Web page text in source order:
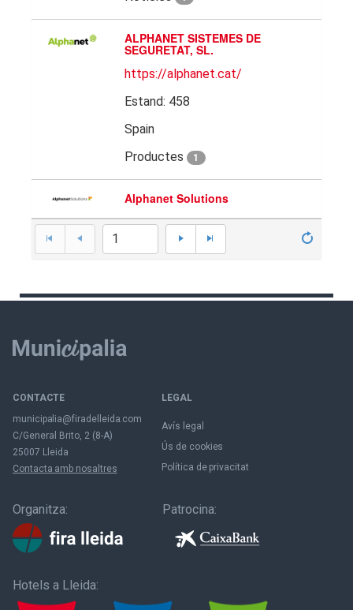
CONTACTE
municipalia@firadelleida.com
C/General Brito, 2 (8-A)
25007 Lleida
Contacta amb nosaltres
LEGAL
Avís legal
Ús de cookies
Política de privacitat
Organitza: Patrocina:
Hotels a Lleida: